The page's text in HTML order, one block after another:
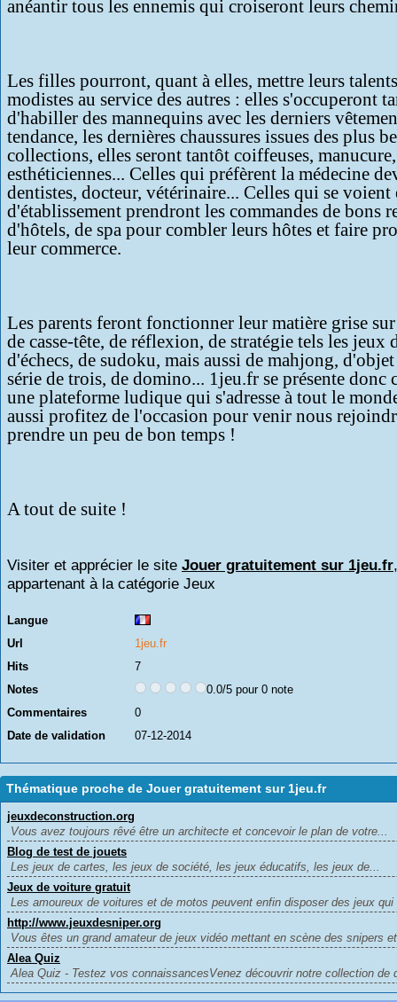
anéantir tous les ennemis qui croiseront leurs
Les filles pourront, quant à elles, mettre leurs
modistes au service des autres : elles s'occuperont
d'habiller des mannequins avec les derniers
tendance, les dernières chaussures issues des plus
collections, elles seront tantôt coiffeuses, manucure,
esthéticiennes... Celles qui préfèrent la médecine
dentistes, docteur, vétérinaire... Celles qui se voient
d'établissement prendront les commandes de bons
d'hôtels, de spa pour combler leurs hôtes et faire
leur commerce.
Les parents feront fonctionner leur matière grise
de casse-tête, de réflexion, de stratégie tels les jeux
d'échecs, de sudoku, mais aussi de mahjong, d'objet
série de trois, de domino... 1jeu.fr se présente donc
une plateforme ludique qui s'adresse à tout le
aussi profitez de l'occasion pour venir nous
prendre un peu de bon temps !
A tout de suite !
Visiter et apprécier le site Jouer gratuitement sur 1jeu.fr,
appartenant à la catégorie Jeux
Langue
Url
1jeu.fr
Hits
7
Notes
0.0/5 pour 0 note
Commentaires
0
Date de validation
07-12-2014
Thématique proche de Jouer gratuitement sur 1jeu.fr
jeuxdeconstruction.org
Vous avez toujours rêvé être un architecte et concevoir le plan de votre...
Blog de test de jouets
Les jeux de cartes, les jeux de société, les jeux éducatifs, les jeux de...
Jeux de voiture gratuit
Les amoureux de voitures et de motos peuvent enfin disposer des jeux
http://www.jeuxdesniper.org
Vous êtes un grand amateur de jeux vidéo mettant en scène des snipers
Alea Quiz
Alea Quiz - Testez vos connaissancesVenez découvrir notre collection de